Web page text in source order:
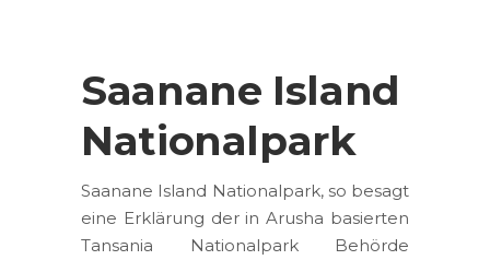
Saanane Island
Nationalpark
Saanane Island Nationalpark, so besagt
eine Erklärung der in Arusha basierten
Tansania Nationalpark Behörde